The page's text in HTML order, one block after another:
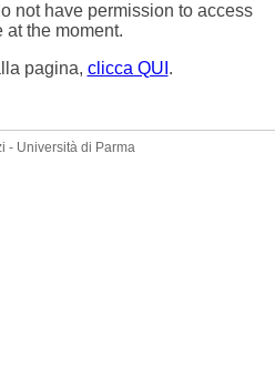
not have permission to access
at the moment.
pagina, clicca QUI .
- Università di Parma